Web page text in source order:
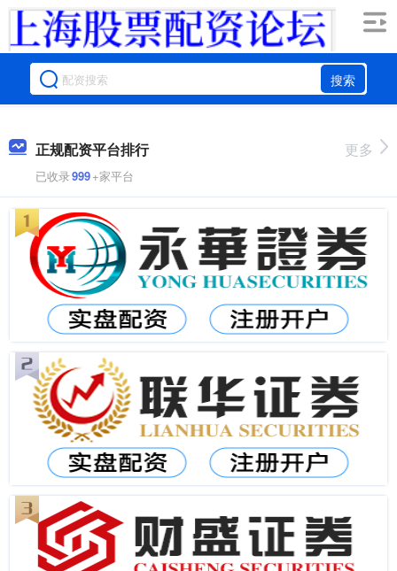
搜索
正规配资平台排行
已收录999+家平台
更多